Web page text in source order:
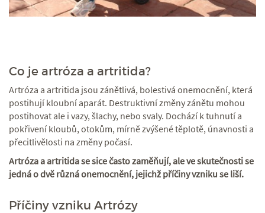
Co je artróza a artritida?
Artróza a artritida jsou zánětlivá, bolestivá onemocnění, která
postihují kloubní aparát. Destruktivní změny zánětu mohou
postihovat ale i vazy, šlachy, nebo svaly. Dochází k tuhnutí a
pokřivení kloubů, otokům, mírně zvýšené těplotě, únavnosti a
přecitlivělosti na změny počasí.
Artróza a artritida se sice často zaměňují, ale ve skutečnosti se
jedná o dvě různá onemocnění, jejichž příčiny vzniku se liší.
Příčiny vzniku Artrózy